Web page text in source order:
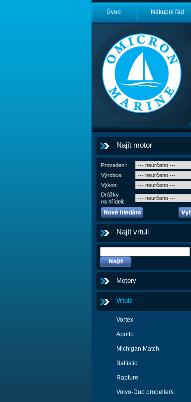
Úvod Nákupní řád
Najít motor
Provedení:
Výrobce:
Výkon:
Drážky
na hřídeli:
Najít vrtuli
Motory
Vrtule
Vortex
Apollo
Michigan Match
Ballistic
Rapture
Volvo-Duo propellers